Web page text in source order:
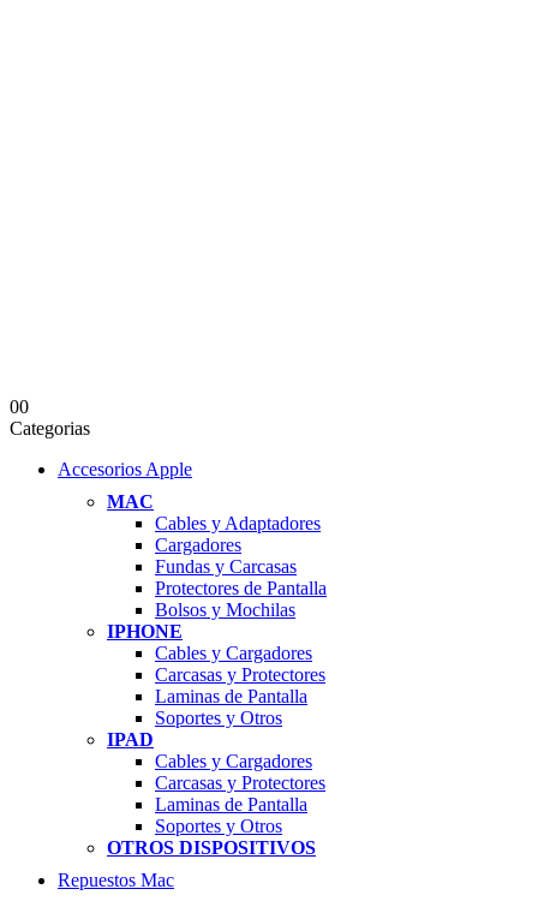
00
Categorias
Accesorios Apple
MAC
Cables y Adaptadores
Cargadores
Fundas y Carcasas
Protectores de Pantalla
Bolsos y Mochilas
IPHONE
Cables y Cargadores
Carcasas y Protectores
Laminas de Pantalla
Soportes y Otros
IPAD
Cables y Cargadores
Carcasas y Protectores
Laminas de Pantalla
Soportes y Otros
OTROS DISPOSITIVOS
Repuestos Mac